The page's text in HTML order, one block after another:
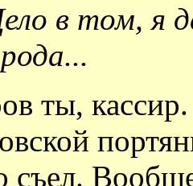
в том, я
ты,
съел.